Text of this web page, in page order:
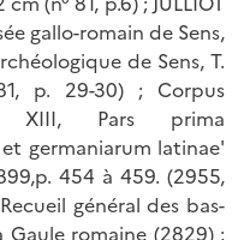
gallo-romain de Sens,
de Sens, T.
p. 29-30) ; Corpus
XIII, Pars prima
germaniarum latinae'
454 à 459. (2955,
général des bas-
romaine (2829) ;